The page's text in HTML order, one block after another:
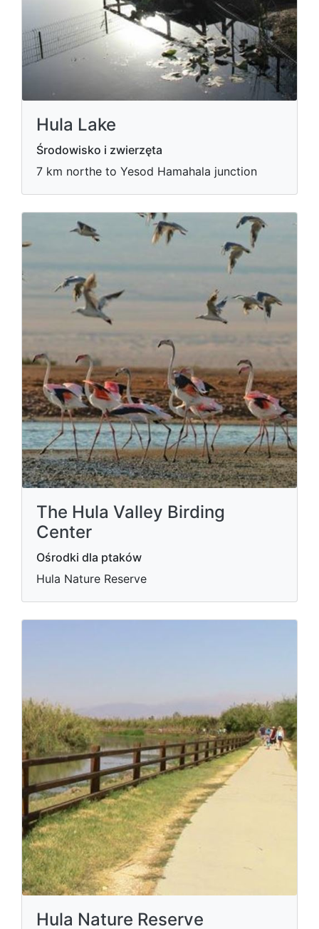
Hula Lake
Środowisko i zwierzęta
7 km northe to Yesod Hamahala junction
The Hula Valley Birding
Center
Ośrodki dla ptaków
Hula Nature Reserve
Hula Nature Reserve